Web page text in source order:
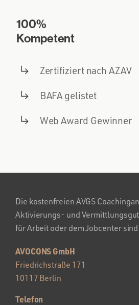
100%
Kompetent
Zertifiziert nach AZAV
BAFA gelistet
Web Award Gewinner
Die kostenfreien AVGS
Aktivierungs- und
für Arbeit oder dem Jobcenter
AVOCONS GmbH
Friedrichstraße 171
10117 Berlin
Telefon